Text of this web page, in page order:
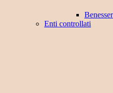
Enti controllati